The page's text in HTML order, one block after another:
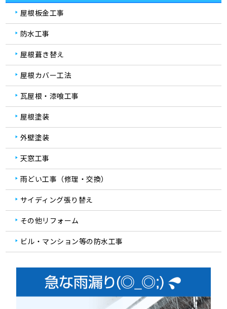
屋根板金工事
防水工事
屋根葺き替え
屋根カバー工法
瓦屋根・漆喰工事
屋根塗装
外壁塗装
天窓工事
雨どい工事（修理・交換）
サイディング張り替え
その他リフォーム
ビル・マンション等の防水工事